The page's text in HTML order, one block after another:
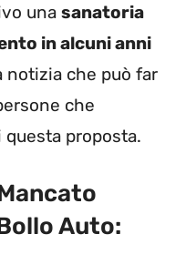
una sanatoria
in alcuni anni
notizia che può far
che
proposta.
Auto: